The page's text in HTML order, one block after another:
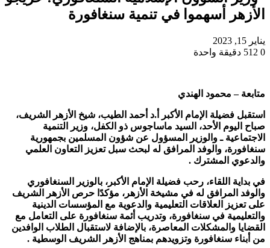
الأزهر أسهموا في تنمية سنغافورة
يناير 15, 2023
0
دقيقة واحدة
متابعة – محمود الهندي
استقبل فضيلة الإمام الأكبر أ.د أحمد الطيب، شيخ الأزهر الشريف،
صباح اليوم الأحد، السيد ماساجوس ذو الكفل، وزير التنمية
الاجتماعية ـ والوزير المسؤول عن شؤون المسلمين بجمهورية
سنغافورة، والوفد المرافق له لبحث سبل تعزيز التعاون العلمي
والدعوي المشترك .
في بداية اللقاء، رحب فضيلة الإمام الأكبر، بالوزير السنغافوري
والوفد المرافق له في مشيخة الأزهر، مؤكدًا حرص الأزهر الشريف
على تعزيز العلاقات التعليمية والدعوية مع المؤسسات الدينية
والتعليمية في سنغافورة، وتدريب أئمة سنغافورة على التعامل مع
القضايا والمشكلات المعاصرة، بالإضافة لاستقبال الطلاب الوافدين
من أبناء سنغافورة وتزويدهم بمناهج الأزهر الشريف الوسطية .